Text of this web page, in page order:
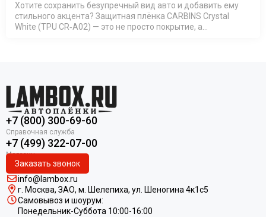
Хотите сохранить безупречный вид авто и добавить ему
стильного акцента? Защитная плёнка CARBINS Crystal
White (TPU CR‑A02) — это не просто покрытие, а
+7 (800) 300-69-60
+7 (499) 322-07-00
Заказать звонок
info@lambox.ru
г. Москва, ЗАО, м. Шелепиха, ул. Шеногина 4к1c5
Самовывоз и шоурум:
Понедельник-Суббота 10:00-16:00